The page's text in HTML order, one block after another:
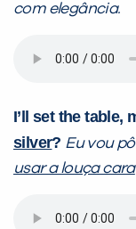
com elegância.
I’ll set the table,
silver? Eu vou
usar a louça cara